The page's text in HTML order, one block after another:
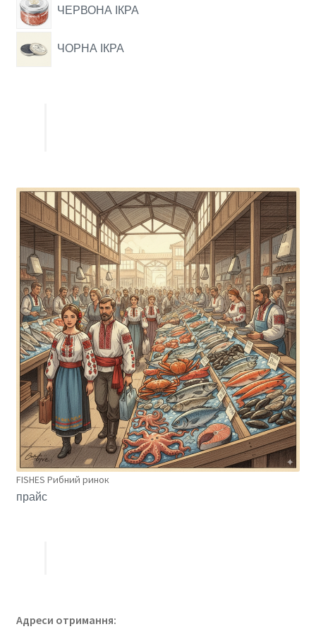
ЧЕРВОНА ІКРА
ЧОРНА ІКРА
FISHES Рибний ринок
прайс
Адреси отримання: